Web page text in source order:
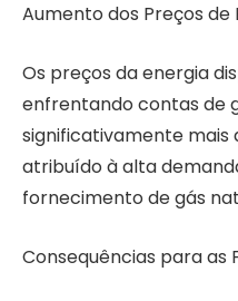
Aumento dos Preços de
Os preços da energia
enfrentando contas de
significativamente mais
atribuído à alta
fornecimento de gás
Consequências para as